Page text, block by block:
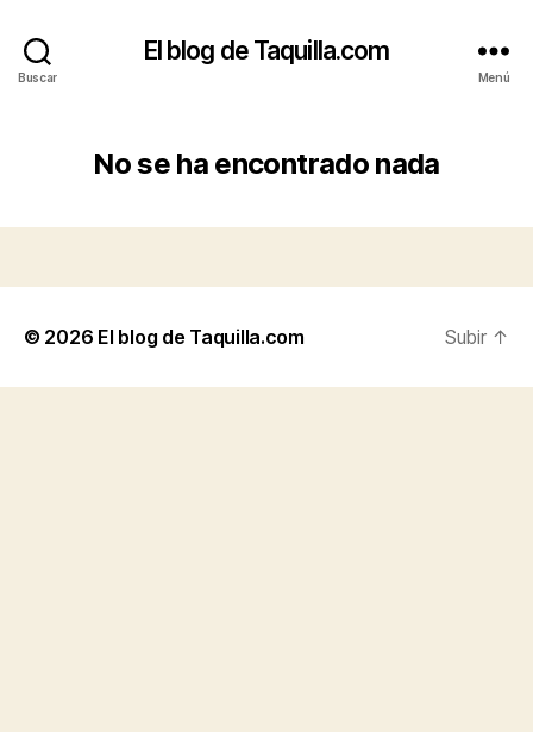
Buscar
El blog de Taquilla.com
Menú
No se ha encontrado nada
© 2026 El blog de Taquilla.com Subir ↑